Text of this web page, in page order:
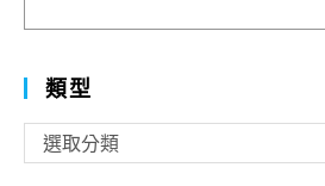
類型
型
選取分類